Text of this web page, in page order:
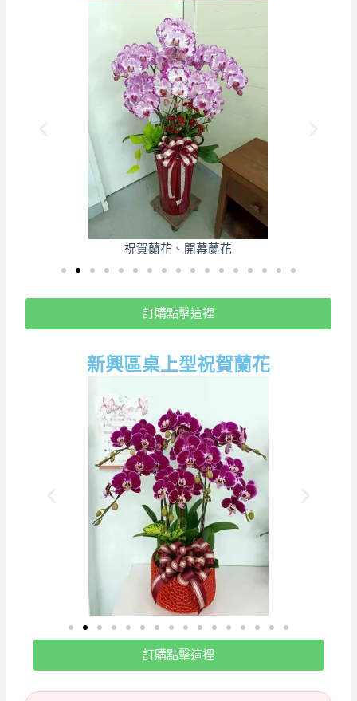
祝賀蘭花、開幕蘭花
訂購點擊這裡
新興區桌上型祝賀蘭花
訂購點擊這裡